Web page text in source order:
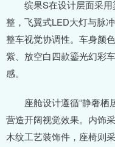
缤果S在设计层面采用
整，飞翼式LED大灯与脉
整车视觉协调性。车身颜
紫、放空白四款鎏光幻彩
感。
座舱设计遵循“静奢栖
营造开阔视觉效果。内饰
木纹工艺装饰件，座椅则